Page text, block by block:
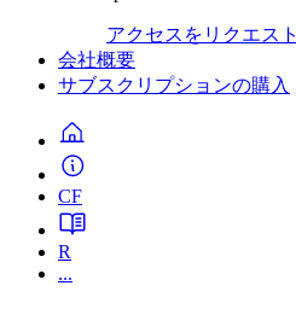
アクセスをリクエスト
会社概要
サブスクリプションの購入
CF
R
...